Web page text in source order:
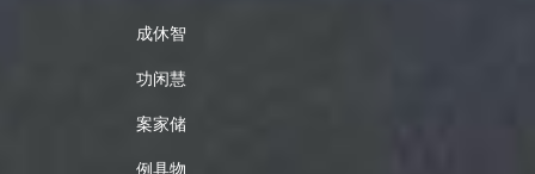
成
功
案
例
休
闲
家
具
智
慧
储
物